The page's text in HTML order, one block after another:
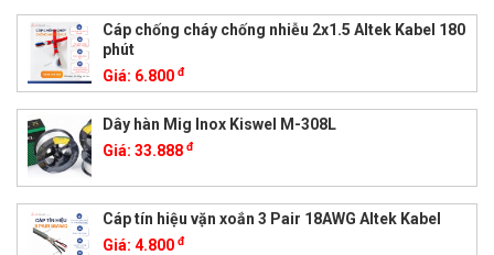
Cáp chống cháy chống nhiễu 2x1.5 Altek Kabel 180
phút
Giá: 6.800 đ
Dây hàn Mig Inox Kiswel M-308L
Giá: 33.888 đ
Cáp tín hiệu vặn xoắn 3 Pair 18AWG Altek Kabel
Giá: 4.800 đ